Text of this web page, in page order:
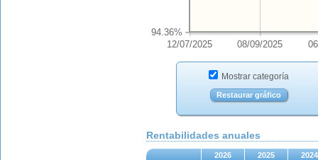
12/07/2025 08/09/2025
94.36%
Mostrar categoría
Restaurar gráfico
Rentabilidades anuales
2026 2025 2024